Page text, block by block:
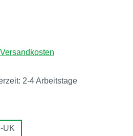
2-4 Arbeitstage
UK